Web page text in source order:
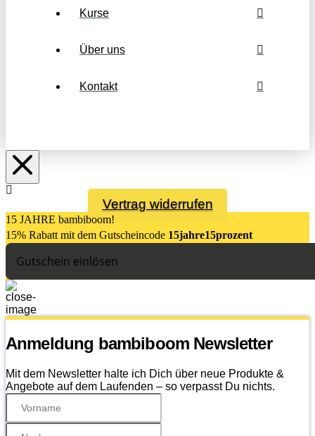
Kurse
Über uns
Kontakt
Vertrag widerrufen
15 JAHRE bambiboom!
15% Rabatt mit dem Gutscheincode 15jahre15prozent
Gutschein einlösen
Anmeldung bambiboom Newsletter
Mit dem Newsletter halte ich Dich über neue Produkte &
Angebote auf dem Laufenden – so verpasst Du nichts.